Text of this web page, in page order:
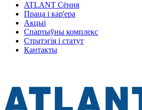
ATLANT Сёння
Праца і кар'ера
Акцыі
Спартыўны комплекс
Стратэгія і статут
Кантакты